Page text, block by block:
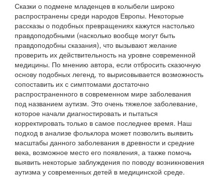
Сказки о подмене младенцев в колыбели широко
распространены среди народов Европы. Некоторые
рассказы о подобных превращениях кажутся настолько
правдоподобными (насколько вообще могут быть
правдоподобны сказания), что вызывают желание
проверить их действительность на уровне современной
медицины. По мнению автора, если отбросить сказочную
основу подобных легенд, то вырисовывается возможность
сопоставить их с симптомами достаточно
распространенного в современном мире заболевания
под названием аутизм. Это очень тяжелое заболевание,
которое начали диагностировать и пытаться
корректировать только в самое последнее время. Наш
подход в анализе фольклора может позволить выявить
масштабы данного заболевания в древности и средние
века, возможное место его появления, а также помочь
выявить некоторые заблуждения по поводу возникновения
аутизма у современных детей в медицинской среде.